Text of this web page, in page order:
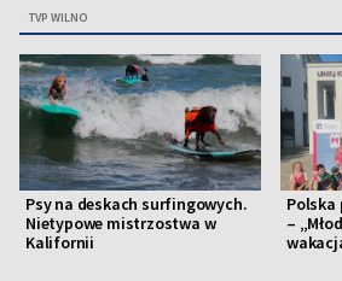
TVP WILNO
Psy na deskach surfingowych.
Nietypowe mistrzostwa w
Kalifornii
Polska
–